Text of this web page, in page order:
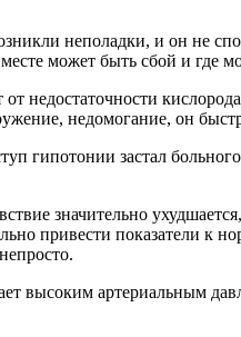
неполадки, и он не
может быть сбой и где
недостаточности
недомогание, он
гипотонии застал
значительно
привести показатели к
высоким артериальным